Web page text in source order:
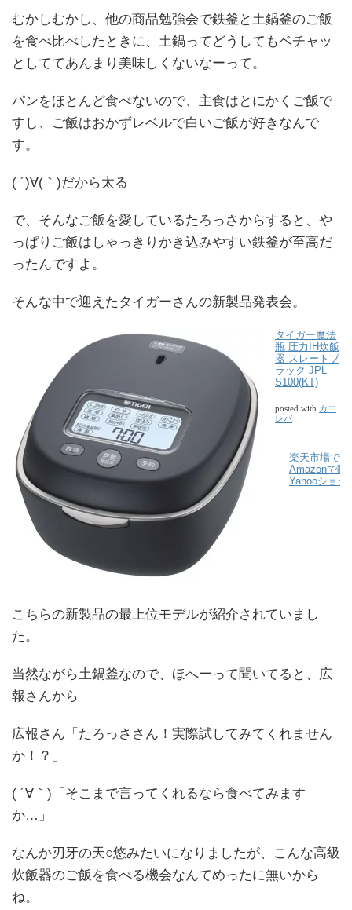
むかしむかし、他の商品勉強会で鉄釜と土鍋釜のご飯
を食べ比べしたときに、土鍋ってどうしてもベチャッ
としててあんまり美味しくないなーって。
パンをほとんど食べないので、主食はとにかくご飯で
すし、ご飯はおかずレベルで白いご飯が好きなんで
す。
( ´)∀(｀)だから太る
で、そんなご飯を愛しているたろっさからすると、や
っぱりご飯はしゃっきりかき込みやすい鉄釜が至高だ
ったんですよ。
そんな中で迎えたタイガーさんの新製品発表会。
タイガー魔法
瓶 圧力IH炊飯
器 スレートブ
ラック JPL-
S100(KT)
posted with カエ
レバ
楽天市場で
Amazonで購
Yahooショッ
こちらの新製品の最上位モデルが紹介されていまし
た。
当然ながら土鍋釜なので、ほへーって聞いてると、広
報さんから
広報さん「たろっささん！実際試してみてくれません
か！？」
( ´∀｀)「そこまで言ってくれるなら食べてみます
か…」
なんか刃牙の天○悠みたいになりましたが、こんな高級
炊飯器のご飯を食べる機会なんてめったに無いから
ね。